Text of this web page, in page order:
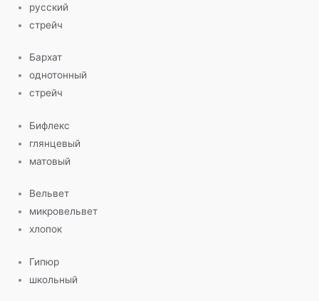
русский
стрейч
Бархат
однотонный
стрейч
Бифлекс
глянцевый
матовый
Вельвет
микровельвет
хлопок
Гипюр
школьный